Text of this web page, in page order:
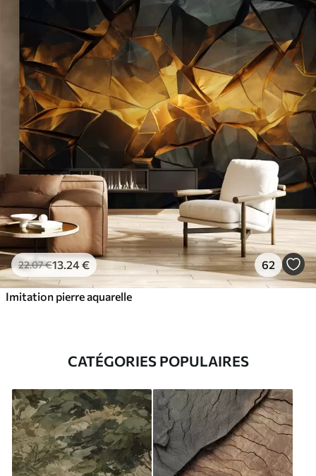
22.07€13.24€ 62
Imitation pierre aquarelle
CATÉGORIES POPULAIRES